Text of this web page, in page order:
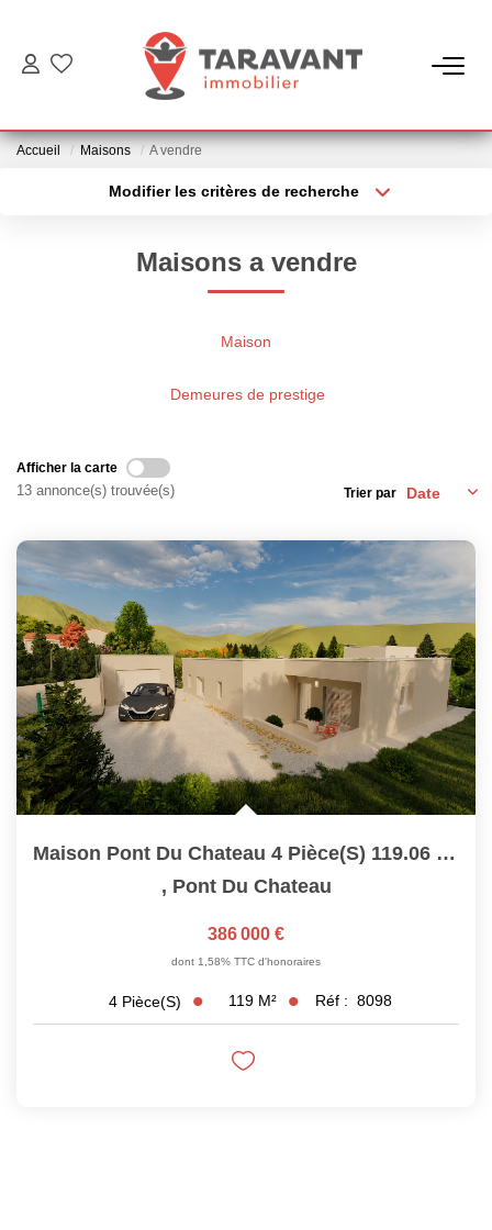
NOS SERVICES
CONTACT
Accueil Maisons A vendre
Modifier les critères de recherche
Créer une alerte
Maisons a vendre
Maison
Demeures de prestige
Afficher la carte
13 annonce(s) trouvée(s) Trier par
Maison Pont Du Chateau 4 Pièce(s) 119.06 M2
, Pont Du Chateau
386 000 €
dont 1,58% TTC d'honoraires
4 Pièce(s) 119 M² Réf : 8098